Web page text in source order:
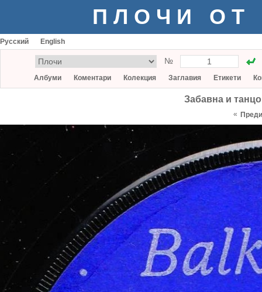
ПЛОЧИ ОТ
Русский English
№
Албуми Коментари Колекция Заглавия Етикети
Забавна и
«